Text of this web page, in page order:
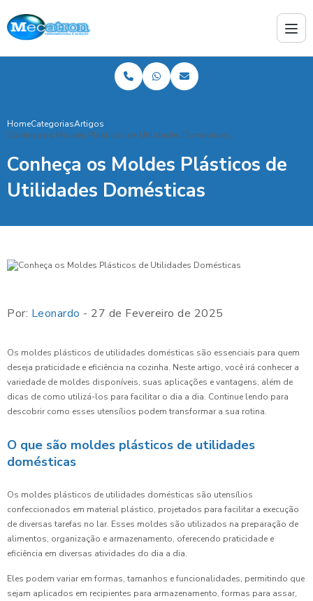
HomeCategoriasArtigos
Conheça os Moldes Plásticos de Utilidades Domésticas
Conheça os Moldes Plásticos de
Utilidades Domésticas
Por: Leonardo - 27 de Fevereiro de 2025
Os moldes plásticos de utilidades domésticas são essenciais para quem
deseja praticidade e eficiência na cozinha. Neste artigo, você irá conhecer a
variedade de moldes disponíveis, suas aplicações e vantagens, além de
dicas de como utilizá-los para facilitar o dia a dia. Continue lendo para
descobrir como esses utensílios podem transformar a sua rotina.
O que são moldes plásticos de utilidades
domésticas
Os moldes plásticos de utilidades domésticas são utensílios
confeccionados em material plástico, projetados para facilitar a execução
de diversas tarefas no lar. Esses moldes são utilizados na preparação de
alimentos, organização e armazenamento, oferecendo praticidade e
eficiência em diversas atividades do dia a dia.
Eles podem variar em formas, tamanhos e funcionalidades, permitindo que
sejam aplicados em recipientes para armazenamento, formas para assar,